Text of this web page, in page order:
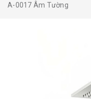
A-0017 Âm Tường